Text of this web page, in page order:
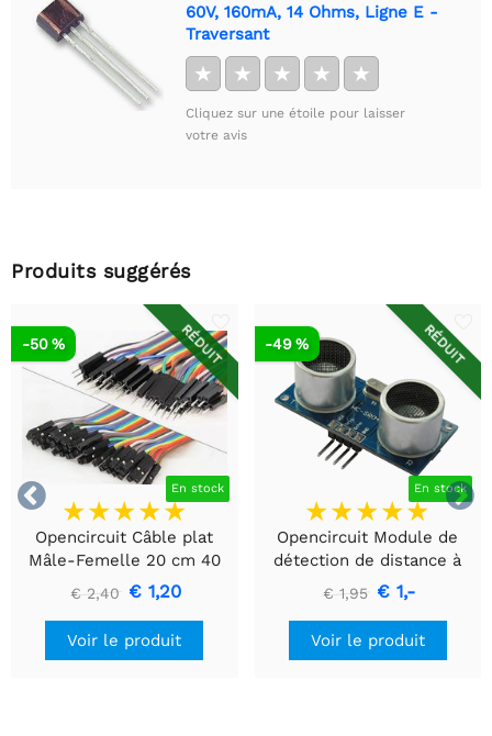
60V, 160mA, 14 Ohms, Ligne E -
Traversant
★ ★ ★ ★ ★
Cliquez sur une étoile pour laisser
votre avis
Produits suggérés


RÉDUIT
En stock
-50 %
Opencircuit Câble plat
Mâle-Femelle 20 cm 40
pièces
€ 2,40 € 1,20
Voir le produit
RÉDUIT
En stock
-49 %
Opencircuit Module de
détection de distance à
ultrasons HC-SR04
€ 1,95 € 1,-
Voir le produit